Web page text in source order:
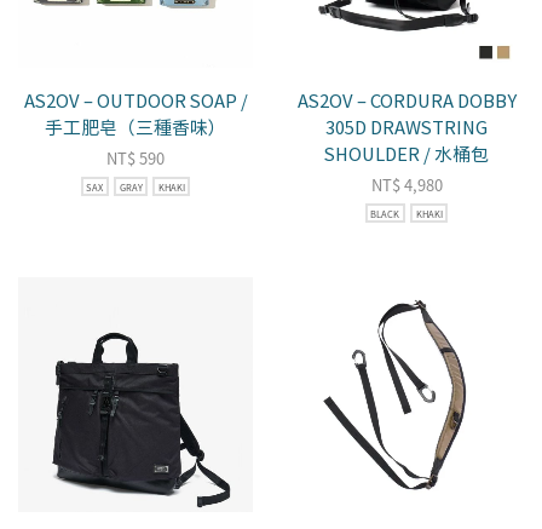
AS2OV – OUTDOOR SOAP /
手工肥皂（三種香味）
NT$590
SAX GRAY KHAKI
AS2OV – CORDURA DOBBY
305D DRAWSTRING
SHOULDER / 水桶包
NT$4,980
BLACK KHAKI